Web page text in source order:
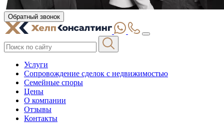
Обратный звонок
Услуги
Сопровождение сделок с недвижимостью
Семейные споры
Цены
О компании
Отзывы
Контакты